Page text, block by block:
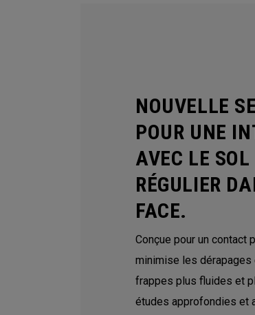
NOUVELLE
POUR UNE
AVEC LE
RÉGULIER
FACE.
Conçue pour un contact
minimise les dérapages
frappes plus fluides et
études approfondies et